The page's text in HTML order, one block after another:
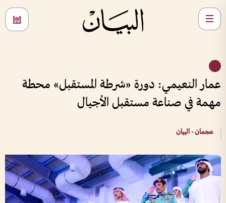
عمار النعيمي: دورة «شرطة المستقبل» محطة
مهمة في صناعة مستقبل الأجيال
عجمان - البيان